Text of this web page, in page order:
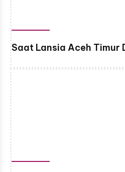
Saat Lansia Aceh Timur